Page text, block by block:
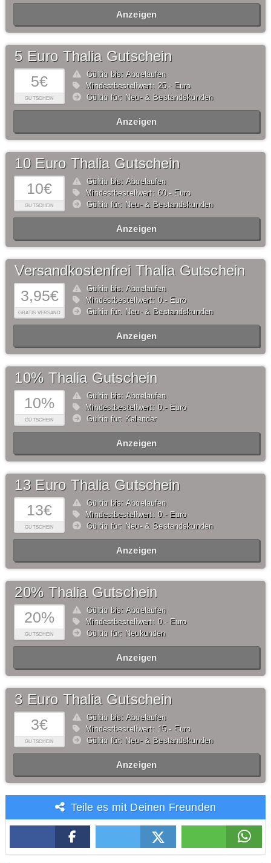
Anzeigen
5€
GUTSCHEIN
5 Euro Thalia Gutschein
Gültig bis: Abgelaufen
Mindestbestellwert: 25,- Euro
Gültig für: Neu- & Bestandskunden
Anzeigen
10€
GUTSCHEIN
10 Euro Thalia Gutschein
Gültig bis: Abgelaufen
Mindestbestellwert: 60,- Euro
Gültig für: Neu- & Bestandskunden
Anzeigen
3,95€
GRATIS VERSAND
Versandkostenfrei Thalia Gutschein
Gültig bis: Abgelaufen
Mindestbestellwert: 0,- Euro
Gültig für: Neu- & Bestandskunden
Anzeigen
10%
GUTSCHEIN
10% Thalia Gutschein
Gültig bis: Abgelaufen
Mindestbestellwert: 0,- Euro
Gültig für: Kalender
Anzeigen
13€
GUTSCHEIN
13 Euro Thalia Gutschein
Gültig bis: Abgelaufen
Mindestbestellwert: 0,- Euro
Gültig für: Neu- & Bestandskunden
Anzeigen
20%
GUTSCHEIN
20% Thalia Gutschein
Gültig bis: Abgelaufen
Mindestbestellwert: 0,- Euro
Gültig für: Neukunden
Anzeigen
3€
GUTSCHEIN
3 Euro Thalia Gutschein
Gültig bis: Abgelaufen
Mindestbestellwert: 15,- Euro
Gültig für: Neu- & Bestandskunden
Anzeigen
Teile es mit Deinen Freunden